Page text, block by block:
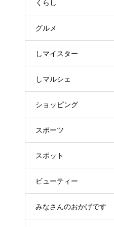
くらし
グルメ
しマイスター
しマルシェ
ショッピング
スポーツ
スポット
ビューティー
みなさんのおかげです